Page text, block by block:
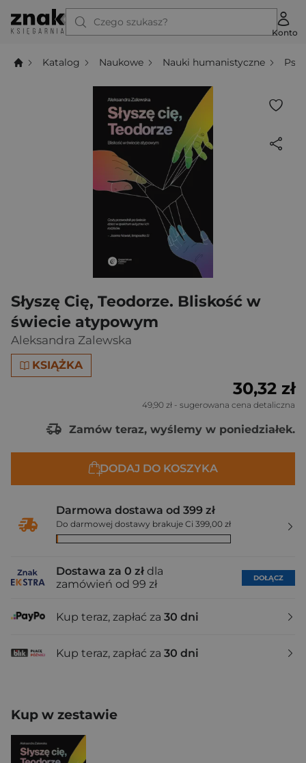
Czego szukasz?
Konto
Katalog Naukowe Nauki humanistyczne
Słyszę Cię, Teodorze. Bliskość w
świecie atypowym
Aleksandra Zalewska
KSIĄŻKA
30,32 zł
49,90 zł - sugerowana cena detaliczna
Zamów teraz, wyślemy w poniedziałek.
DODAJ DO KOSZYKA
Darmowa dostawa od 399 zł
Do darmowej dostawy brakuje Ci 399,00 zł
Dostawa za 0 zł dla
zamówień od 99 zł
DOŁĄCZ
Kup teraz, zapłać za 30 dni
Kup teraz, zapłać za 30 dni
Kup w zestawie